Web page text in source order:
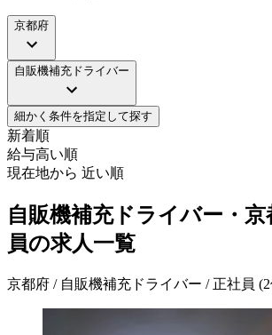
京都府
自販機補充ドライバー
細かく条件を指定して探す
新着順
給与高い順
現在地から 近い順
自販機補充ドライバー・京
員の求人一覧
京都府 / 自販機補充ドライバー / 正社員 (2